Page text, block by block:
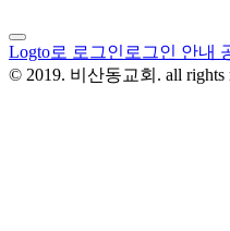
Logto로 로그인 로그인 안내
© 2019. 비산동교회. all rights